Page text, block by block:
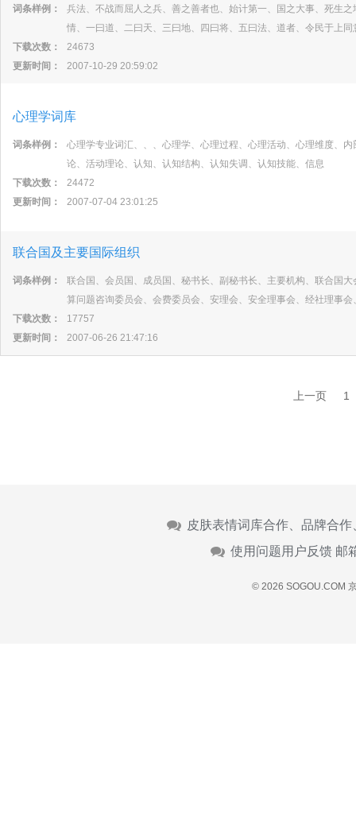
词条样例：
兵法、不战而屈人之兵、善之善者也、始计第一、国之大事、死生
情、一曰道、二曰天、三曰地、四曰将、五曰法、道者、令民于上同
下载次数：
24673
更新时间：
2007-10-29 20:59:02
心理学词库
词条样例：
心理学专业词汇、、、心理学、心理过程、心理活动、心理维度、
论、活动理论、认知、认知结构、认知失调、认知技能、信息
下载次数：
24472
更新时间：
2007-07-04 23:01:25
联合国及主要国际组织
词条样例：
联合国、会员国、成员国、秘书长、副秘书长、主要机构、联合国
算问题咨询委员会、会费委员会、安理会、安全理事会、经社理事
下载次数：
17757
更新时间：
2007-06-26 21:47:16
上一页 1
皮肤表情词库合作、品牌合
使用问题用户反馈 邮
© 2026 SOGOU.COM